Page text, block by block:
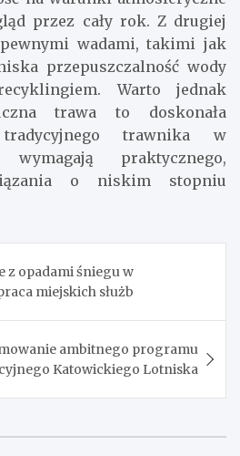
przez cały rok. Z drugiej
wadami, takimi jak
przepuszczalność wody
Warto jednak
trawa to doskonała
trawnika w
praktycznego,
o niskim stopniu
z opadami śniegu w
miejskich służb
ambitnego programu
Katowickiego Lotniska